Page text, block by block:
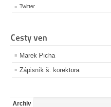
Twitter
Cesty ven
Marek Picha
Zápisník š. korektora
Archiv